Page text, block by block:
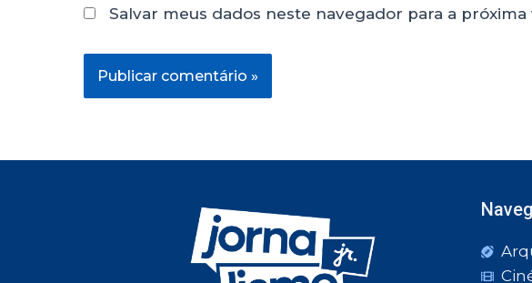
Salvar meus dados neste navegador para a